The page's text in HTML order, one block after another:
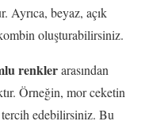
Ayrıca, beyaz, açık
oluşturabilirsiniz.
renklerarasından
Örneğin, mor ceketin
edebilirsiniz. Bu